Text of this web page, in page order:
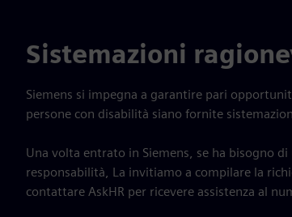
Sistemazioni
Siemens si impegna a garantire pari
persone con disabilità siano fornite
Una volta entrato in Siemens, se ha bisogno
responsabilità, La invitiamo a compilare la
contattare AskHR per ricevere assistenza al